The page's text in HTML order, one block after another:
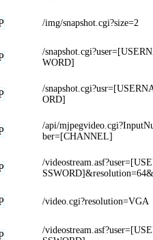
/img/snapshot.cgi?size=2
/
WORD]
/
ORD]
/api/
ber=[CHANNEL]
/
/video.cgi?resolution=VGA
/